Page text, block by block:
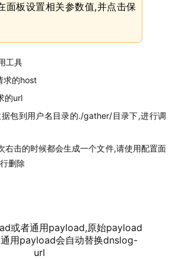
面板设置相关参数值,并点击保
工具
求的host
的url
包到用户名目录的./gather/目录下,进行调
右击的时候都会生成一个文件,请使用配置面
删除
或者通用payload,原始payload
用payload会自动替换dnslog-
url